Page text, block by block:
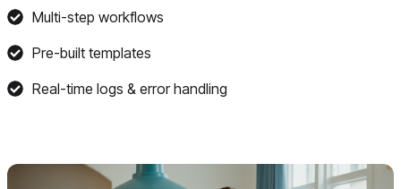
Multi-step workflows
Pre-built templates
Real-time logs & error handling